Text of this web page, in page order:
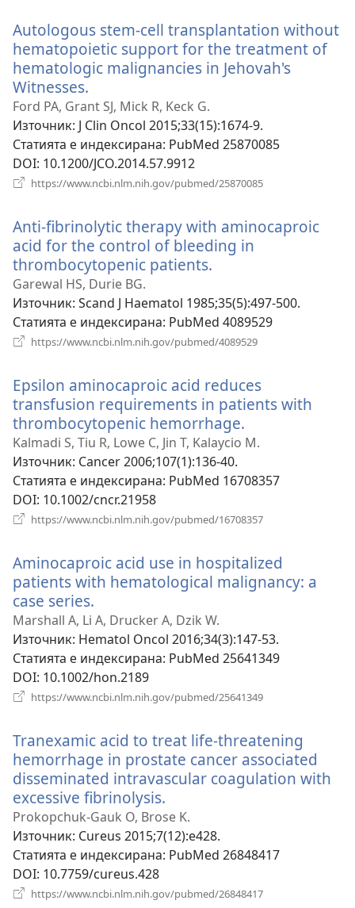
Autologous stem-cell transplantation without
hematopoietic support for the treatment of
hematologic malignancies in Jehovah's
Witnesses.
нов
прозорец)
Ford PA, Grant SJ, Mick R, Keck G.
Източник‎: J Clin Oncol 2015;33(15):1674-9.
Статията е индексирана‎: PubMed 25870085
DOI‎: 10.1200/JCO.2014.57.9912
https://www.ncbi.nlm.nih.gov/pubmed/25870085
Anti-fibrinolytic therapy with aminocaproic
acid for the control of bleeding in
thrombocytopenic patients.
прозорец)
Garewal HS, Durie BG.
Източник‎: Scand J Haematol 1985;35(5):497-500.
Статията е индексирана‎: PubMed 4089529
https://www.ncbi.nlm.nih.gov/pubmed/4089529
Epsilon aminocaproic acid reduces
transfusion requirements in patients with
thrombocytopenic hemorrhage.
нов
Kalmadi S, Tiu R, Lowe C, Jin T, Kalaycio M.
Източник‎: Cancer 2006;107(1):136-40.
Статията е индексирана‎: PubMed 16708357
DOI‎: 10.1002/cncr.21958
https://www.ncbi.nlm.nih.gov/pubmed/16708357
Aminocaproic acid use in hospitalized
patients with hematological malignancy: a
case series.
нов
прозорец)
Marshall A, Li A, Drucker A, Dzik W.
Източник‎: Hematol Oncol 2016;34(3):147-53.
Статията е индексирана‎: PubMed 25641349
DOI‎: 10.1002/hon.2189
https://www.ncbi.nlm.nih.gov/pubmed/25641349
Tranexamic acid to treat life-threatening
hemorrhage in prostate cancer associated
disseminated intravascular coagulation with
excessive fibrinolysis.
нов
прозорец)
Prokopchuk-Gauk O, Brose K.
Източник‎: Cureus 2015;7(12):e428.
Статията е индексирана‎: PubMed 26848417
DOI‎: 10.7759/cureus.428
https://www.ncbi.nlm.nih.gov/pubmed/26848417